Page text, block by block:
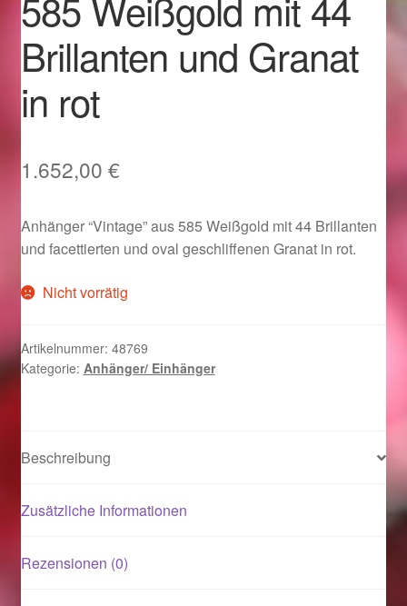
Im Gedenken an
Impressum
Karneval 2015 – Schmuck zu Fasching & Co.
Karneval 2019 – Schmuck zu Fasching & Co.
Kasse
Liefer- und Versandkosten
Magisches und Festliches zu Halloween
Magisches und Festliches zu Halloween 2021
Magisches und Festliches zu Halloween 2022
Brillanten und Granat
in rot
1.652,00 €
Anhänger “Vintage” aus 585 Weißgold mit 44 Brillanten
und facettierten und oval geschliffenen Granat in rot.
Nicht vorrätig
Artikelnummer: 48769
Kategorie: Anhänger/ Einhänger
Beschreibung
Zusätzliche Informationen
Rezensionen (0)